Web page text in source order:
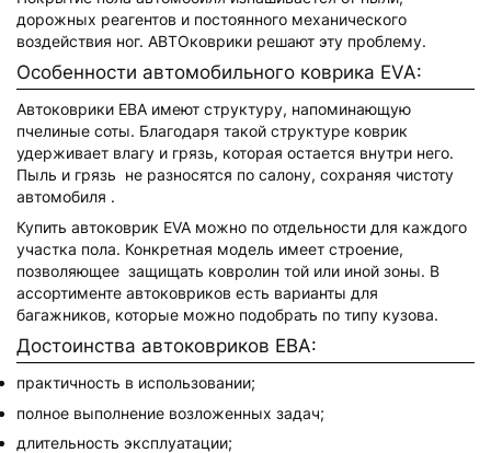
дорожных реагентов и постоянного механического
воздействия ног. АВТОковрики решают эту проблему.
Особенности автомобильного коврика EVA:
Автоковрики ЕВА имеют структуру, напоминающую
пчелиные соты. Благодаря такой структуре коврик
удерживает влагу и грязь, которая остается внутри него.
Пыль и грязь не разносятся по салону, сохраняя чистоту
автомобиля .
Купить автоковрик EVA можно по отдельности для каждого
участка пола. Конкретная модель имеет строение,
позволяющее защищать ковролин той или иной зоны. В
ассортименте автоковриков есть варианты для
багажников, которые можно подобрать по типу кузова.
Достоинства автоковриков ЕВА:
практичность в использовании;
полное выполнение возложенных задач;
длительность эксплуатации;